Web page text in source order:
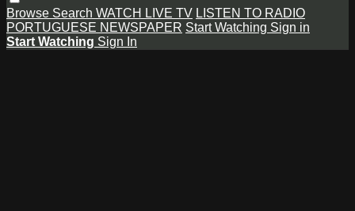
Browse Search WATCH LIVE TV LISTEN TO RADIO
PORTUGUESE NEWSPAPER Start Watching Sign in
Start Watching Sign In